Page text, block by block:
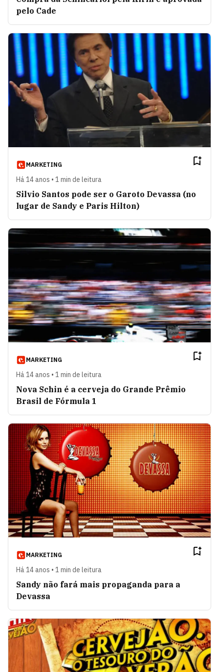
pelo Cade
MARKETING
Há 14 anos • 1 min de leitura
Silvio Santos pode ser o Garoto Devassa (no
lugar de Sandy e Paris Hilton)
MARKETING
Há 14 anos • 1 min de leitura
Nova Schin é a cerveja do Grande Prêmio
Brasil de Fórmula 1
MARKETING
Há 14 anos • 1 min de leitura
Sandy não fará mais propaganda para a
Devassa